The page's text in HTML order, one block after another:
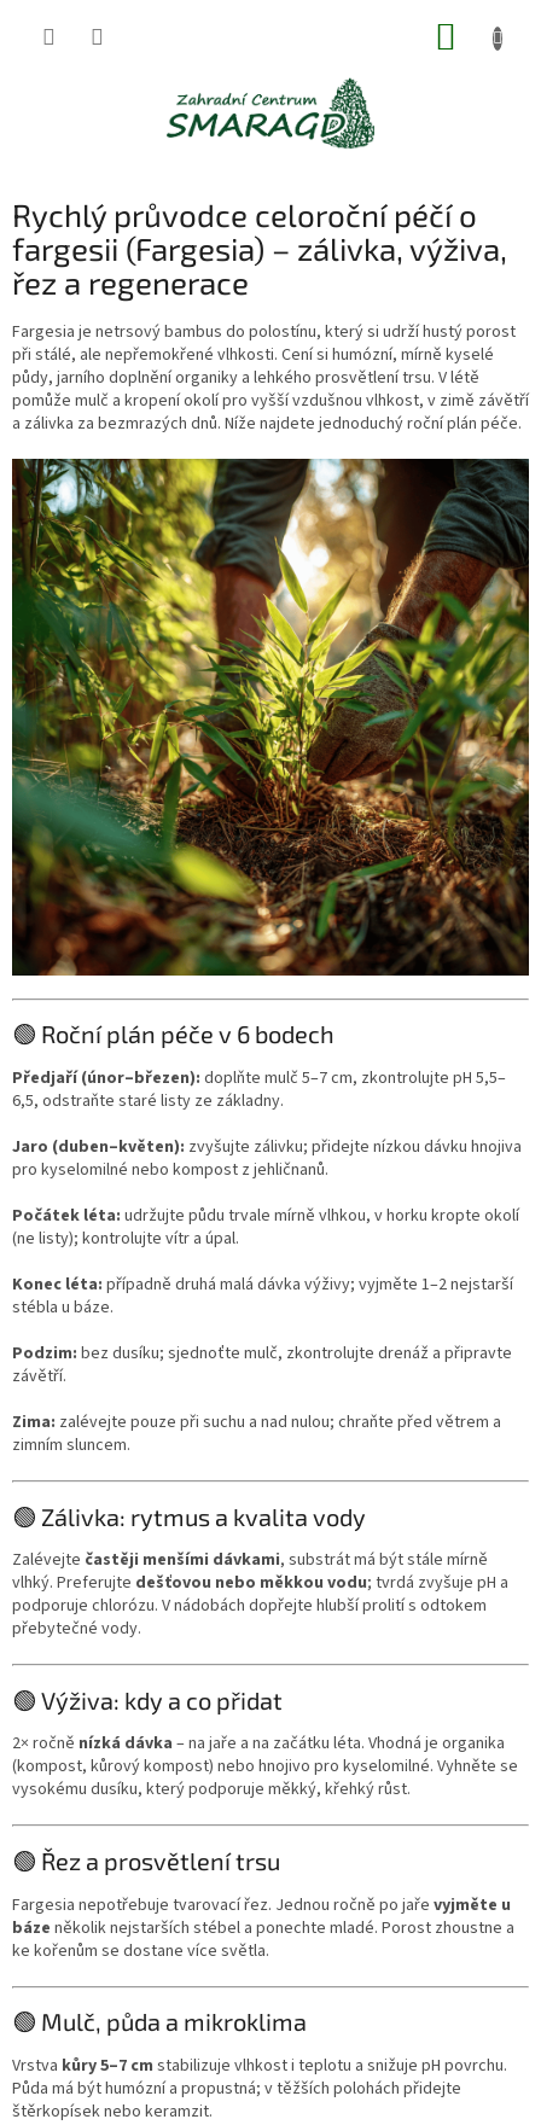
Rychlý průvodce celoroční péčí o
fargesii (Fargesia) – zálivka, výživa,
řez a regenerace
Fargesia je netrsový bambus do polostínu, který si udrží hustý porost
při stálé, ale nepřemokřené vlhkosti. Cení si humózní, mírně kyselé
půdy, jarního doplnění organiky a lehkého prosvětlení trsu. V létě
pomůže mulč a kropení okolí pro vyšší vzdušnou vlhkost, v zimě závětří
a zálivka za bezmrazých dnů. Níže najdete jednoduchý roční plán péče.
🟢 Roční plán péče v 6 bodech
Předjaří (únor–březen): doplňte mulč 5–7 cm, zkontrolujte pH 5,5–
6,5, odstraňte staré listy ze základny.
Jaro (duben–květen): zvyšujte zálivku; přidejte nízkou dávku hnojiva
pro kyselomilné nebo kompost z jehličnanů.
Počátek léta: udržujte půdu trvale mírně vlhkou, v horku kropte okolí
(ne listy); kontrolujte vítr a úpal.
Konec léta: případně druhá malá dávka výživy; vyjměte 1–2 nejstarší
stébla u báze.
Podzim: bez dusíku; sjednoťte mulč, zkontrolujte drenáž a připravte
závětří.
Zima: zalévejte pouze při suchu a nad nulou; chraňte před větrem a
zimním sluncem.
🟢 Zálivka: rytmus a kvalita vody
Zalévejte častěji menšími dávkami, substrát má být stále mírně
vlhký. Preferujte dešťovou nebo měkkou vodu; tvrdá zvyšuje pH a
podporuje chlorózu. V nádobách dopřejte hlubší prolití s odtokem
přebytečné vody.
🟢 Výživa: kdy a co přidat
2× ročně nízká dávka – na jaře a na začátku léta. Vhodná je organika
(kompost, kůrový kompost) nebo hnojivo pro kyselomilné. Vyhněte se
vysokému dusíku, který podporuje měkký, křehký růst.
🟢 Řez a prosvětlení trsu
Fargesia nepotřebuje tvarovací řez. Jednou ročně po jaře vyjměte u
báze několik nejstarších stébel a ponechte mladé. Porost zhoustne a
ke kořenům se dostane více světla.
🟢 Mulč, půda a mikroklima
Vrstva kůry 5–7 cm stabilizuje vlhkost i teplotu a snižuje pH povrchu.
Půda má být humózní a propustná; v těžších polohách přidejte
štěrkopísek nebo keramzit.